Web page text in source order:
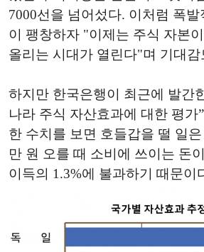
7000선을 넘어섰다. 이처럼 폭
이 팽창하자 "이제는 주식 자본
올리는 시대가 열린다"며 기대감
하지만 한국은행이 최근에 발간
나라 주식 자산효과에 대한 평가
한 수치를 보면 호들갑을 떨 일
만 원 오를 때 소비에 쓰이는 돈
이득의 1.3%에 불과하기 때문이